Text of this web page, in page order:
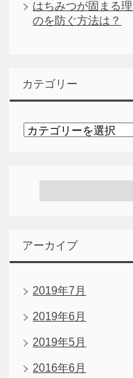
はちみつが固まる
のを防ぐ方法は？
カテゴリー
カ
アーカイブ
2019年7月
2019年6月
2019年5月
2016年6月